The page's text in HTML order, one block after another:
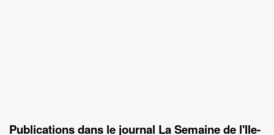
Publications dans le journal La Semaine de l'Ile-